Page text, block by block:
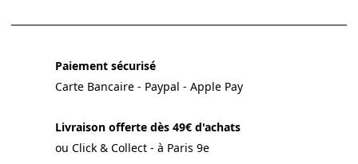
Paiement sécurisé
Carte Bancaire - Paypal - Apple Pay
Livraison offerte dès 49€ d'achats
ou Click & Collect - à Paris 9e